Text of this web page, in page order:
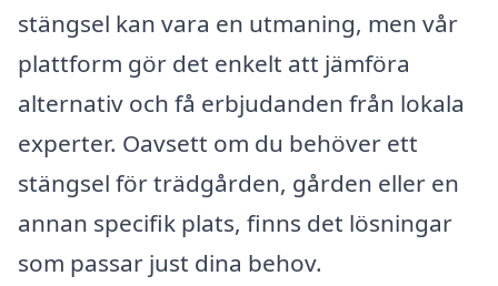
stängsel kan vara en utmaning, men vår
plattform gör det enkelt att jämföra
alternativ och få erbjudanden från lokala
experter. Oavsett om du behöver ett
stängsel för trädgården, gården eller en
annan specifik plats, finns det lösningar
som passar just dina behov.